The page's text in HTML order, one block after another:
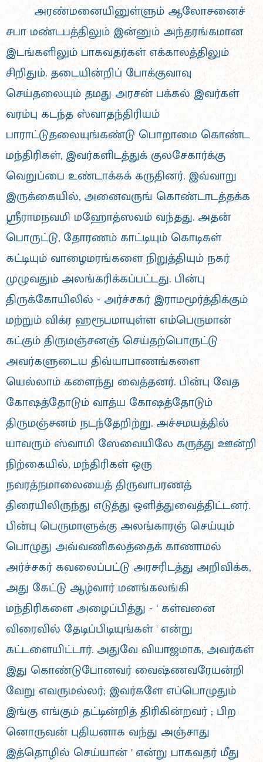
அரண்மனையினுள்ளும் ஆலோசனைச்
சபா மண்டபத்திலும் இன்னும் அந்தரங்கமான
இடங்களிலும் பாகவதர்கள் எக்காலத்திலும்
சிறிதும். தடையின்றிப் போக்குவாவு
செய்தலையும் தமது அரசன் பக்கல் இவர்கள்
வரம்பு கடந்த ஸ்வாதந்திரியம்
பாராட்டுதலையுங்கண்டு பொறாமை கொண்ட
மந்திரிகள், இவர்களிடத்துக் குலசேகார்க்கு
வெறுப்பை உண்டாக்கக் கருதினர். இவ்வாறு
இருக்கையில், அனைவருங் கொண்டாடத்தக்க
ஸ்ரீராமநவமி மஹோத்ஸவம் வந்தது. அதன்
பொருட்டு, தோரணம் காட்டியும் கொடிகள்
கட்டியும் வாழைமரங்களை நிறுத்தியும் நகர்
முழுவதும் அலங்கரிக்கப்பட்டது. பின்பு
திருக்கோயிலில் - அர்ச்சகர் இராமமூர்த்திக்கும்
மற்றும் விக்ர ஹரூபமாயுள்ள எம்பெருமான்
கட்கும் திருமஞ்சனஞ் செய்தற்பொருட்டு
அவர்களுடைய திவ்யாபாணங்களை
யெல்லாம் களைந்து வைத்தனர். பின்பு வேத
கோஷத்தோடும் வாத்ய கோஷத்தோடும்
திருமஞ்சனம் நடந்தேறிற்று. அச்சமயத்தில்
யாவரும் ஸ்வாமி ஸேவையிலே கருத்து ஊன்றி
நிற்கையில், மந்திரிகள் ஒரு
நவரத்நமாலையைத் திருவாபரணத்
திரையிலிருந்து எடுத்து ஒளித்துவைத்திட்டனர்.
பின்பு பெருமாளுக்கு அலங்காரஞ் செய்யும்
பொழுது அவ்வணிகலத்தைக் காணாமல்
அர்ச்சகர் கவலைப்பட்டு அரசரிடத்து அறிவிக்க,
அது கேட்டு ஆழ்வார் மனங்கலங்கி
மந்திரிகளை அழைப்பித்து - ‘ கள்வனை
விரைவில் தேடிப்பிடியுங்கள் ' என்று
கட்டளையிட்டார். அதுவே வியாஜமாக, அவர்கள்
இது கொண்டுபோனவர் வைஷ்ணவரேயன்றி
வேறு எவருமல்லர்; இவர்களே எப்பொழுதும்
இங்கு எங்கும் தட்டின்றித் திரிகின்றவர் ; பிற
னொருவன் புதியனாக வந்து அஞ்சாது
இத்தொழில் செய்யான் ' என்று பாகவதர் மீது